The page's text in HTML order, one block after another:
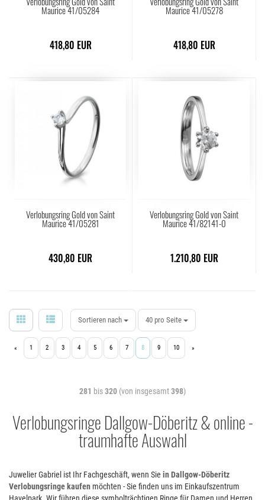
Maurice 41/05284
418,80 EUR
Maurice 41/05278
418,80 EUR
Verlobungsring Gold von Saint
Maurice 41/05281
430,80 EUR
Verlobungsring Gold von Saint
Maurice 41/82141-0
1.210,80 EUR
Sortieren nach 40 pro Seite
« 1 2 3 4 5 6 7 8 9 10 »
281 bis320 (von insgesamt398)
Verlobungsringe Dallgow-Döberitz & online -
traumhafte Auswahl
Juwelier Gabriel ist Ihr Fachgeschäft, wenn Sie in Dallgow-Döberitz
Verlobungsringe kaufen möchten - Sie finden uns im Einkaufszentrum